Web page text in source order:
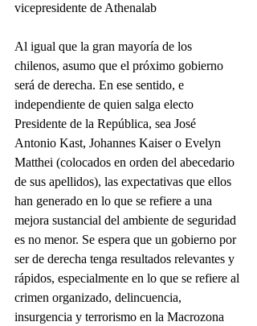
vicepresidente de Athenalab
Al igual que la gran mayoría de los
chilenos, asumo que el próximo gobierno
será de derecha. En ese sentido, e
independiente de quien salga electo
Presidente de la República, sea José
Antonio Kast, Johannes Kaiser o Evelyn
Matthei (colocados en orden del abecedario
de sus apellidos), las expectativas que ellos
han generado en lo que se refiere a una
mejora sustancial del ambiente de seguridad
es no menor. Se espera que un gobierno por
ser de derecha tenga resultados relevantes y
rápidos, especialmente en lo que se refiere al
crimen organizado, delincuencia,
insurgencia y terrorismo en la Macrozona